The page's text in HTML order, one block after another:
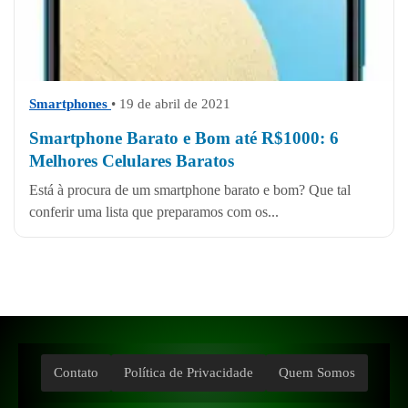
Smartphones • 19 de abril de 2021
Smartphone Barato e Bom até R$1000: 6
Melhores Celulares Baratos
Está à procura de um smartphone barato e bom? Que tal
conferir uma lista que preparamos com os...
Contato Política de Privacidade Quem Somos